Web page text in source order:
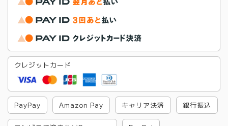
クレジットカード
PayPay Amazon Pay キャリア決済 銀行振込